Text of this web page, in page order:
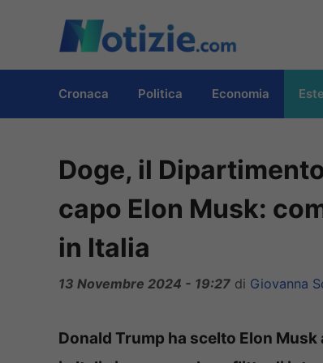
contenuto
Cronaca Politica Economia
Doge, il
capo Elon Musk:
in Italia
13 Novembre 2024 - 19:27 di Giovanna
Donald Trump ha scelto Elon